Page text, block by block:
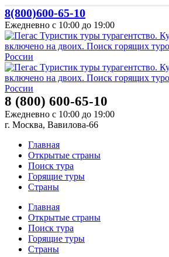
8(800)600-65-10
Ежедневно с 10:00 до 19:00
8 (800) 600-65-10
Ежедневно с 10:00 до 19:00
г. Москва, Вавилова-66
Главная
Открытые страны
Поиск тура
Горящие туры
Страны
Главная
Открытые страны
Поиск тура
Горящие туры
Страны